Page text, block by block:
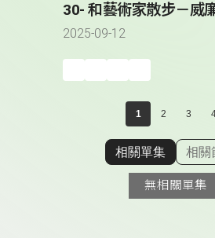
30- 和藝術家散步－威
2025-09-12
1 2 3
顯示相
相關單集 相關
無相關單集